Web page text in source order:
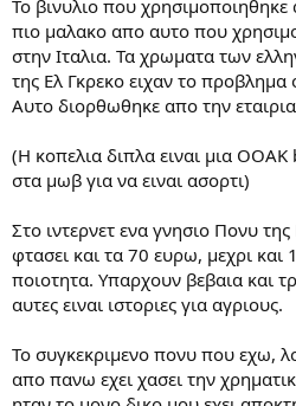
Το βινυλιο που
πιο μαλακο απο αυτο που
στην Ιταλια. Τα χρωματα των
της Ελ Γκρεκο ειχαν το προβλημα
Αυτο διορθωθηκε απο την εταιρια
(Η κοπελια διπλα ειναι μια
στα μωβ για να ειναι ασορτι)
Στο ιντερνετ ενα γνησιο Πονυ
φτασει και τα 70 ευρω, μεχρι και
ποιοτητα. Υπαρχουν βεβαια και
αυτες ειναι ιστοριες για αγριους.
Το συγκεκριμενο πονυ που εχω,
απο πανω εχει χασει την